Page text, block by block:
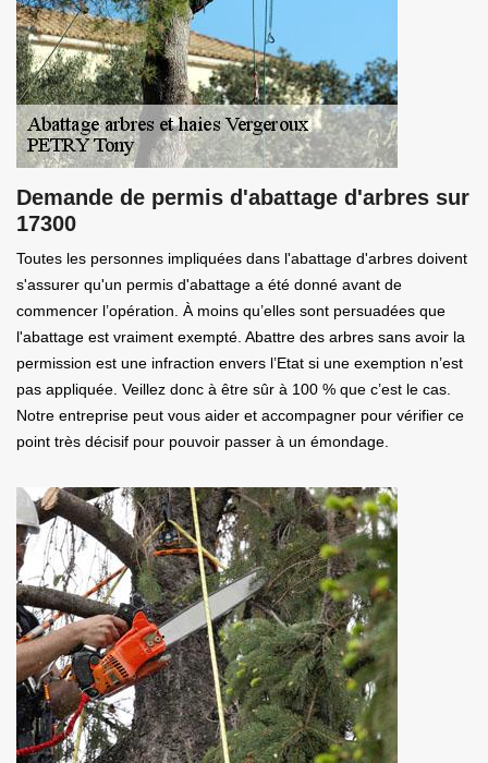
Demande de permis d'abattage d'arbres sur
17300
Toutes les personnes impliquées dans l'abattage d'arbres doivent
s'assurer qu'un permis d'abattage a été donné avant de
commencer l’opération. À moins qu’elles sont persuadées que
l'abattage est vraiment exempté. Abattre des arbres sans avoir la
permission est une infraction envers l’Etat si une exemption n’est
pas appliquée. Veillez donc à être sûr à 100 % que c’est le cas.
Notre entreprise peut vous aider et accompagner pour vérifier ce
point très décisif pour pouvoir passer à un émondage.